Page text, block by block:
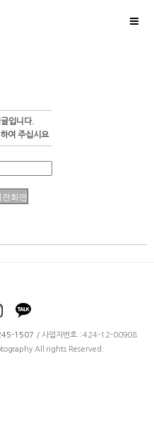
입니다.
여 주십시요
1507 / 사업자번호 : 424-12-00908
All rights Reserved.